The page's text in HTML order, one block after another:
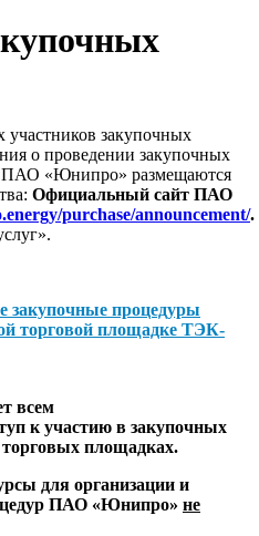
закупочных
о проведении закупочных
ПАО «Юнипро» размещаются
Официальный сайт ПАО
purchase/announcement/.
закупочные процедуры
торговой площадке ТЭК-
всем
к участию в закупочных
площадках.
для организации и
ПАО «Юнипро» не